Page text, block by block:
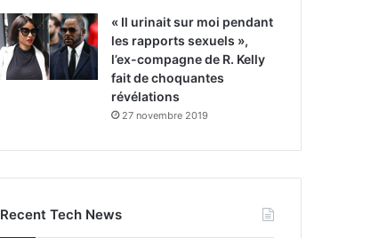
« Il urinait sur moi pendant
les rapports sexuels »,
l’ex-compagne de R. Kelly
fait de choquantes
révélations
27 novembre 2019
Recent Tech News